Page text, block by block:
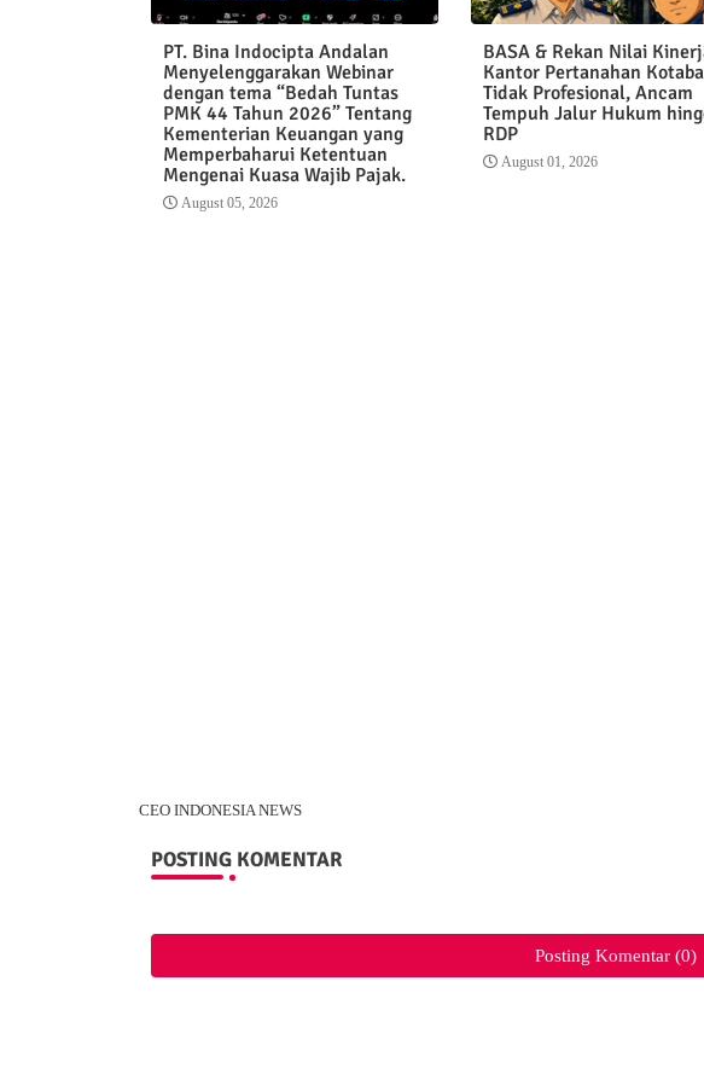
PT. Bina Indocipta Andalan
Menyelenggarakan Webinar
dengan tema “Bedah Tuntas
PMK 44 Tahun 2026” Tentang
Kementerian Keuangan yang
Memperbaharui Ketentuan
Mengenai Kuasa Wajib Pajak.
August 05, 2026
BASA & Rekan Nilai
Kantor Pertanahan
Tidak Profesional, Ancam
Tempuh Jalur Hukum
RDP
August 01, 2026
CEO INDONESIA NEWS
POSTING KOMENTAR
Posting Komentar (0)